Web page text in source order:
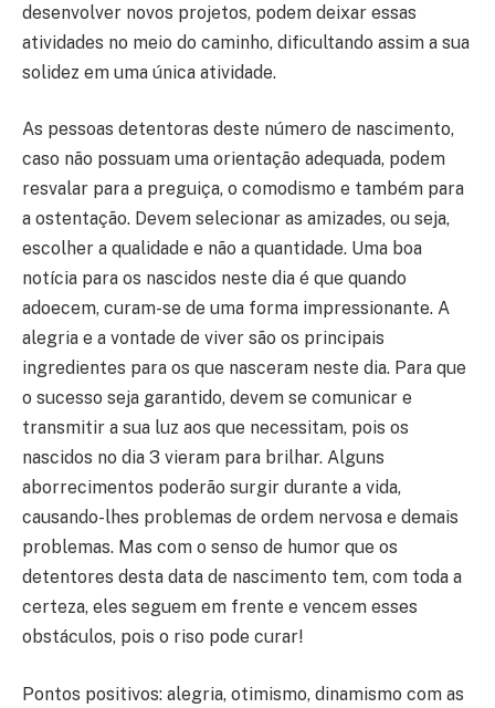
desenvolver novos projetos, podem deixar essas
atividades no meio do caminho, dificultando assim a sua
solidez em uma única atividade.
As pessoas detentoras deste número de nascimento,
caso não possuam uma orientação adequada, podem
resvalar para a preguiça, o comodismo e também para
a ostentação. Devem selecionar as amizades, ou seja,
escolher a qualidade e não a quantidade. Uma boa
notícia para os nascidos neste dia é que quando
adoecem, curam-se de uma forma impressionante. A
alegria e a vontade de viver são os principais
ingredientes para os que nasceram neste dia. Para que
o sucesso seja garantido, devem se comunicar e
transmitir a sua luz aos que necessitam, pois os
nascidos no dia 3 vieram para brilhar. Alguns
aborrecimentos poderão surgir durante a vida,
causando-lhes problemas de ordem nervosa e demais
problemas. Mas com o senso de humor que os
detentores desta data de nascimento tem, com toda a
certeza, eles seguem em frente e vencem esses
obstáculos, pois o riso pode curar!
Pontos positivos: alegria, otimismo, dinamismo com as